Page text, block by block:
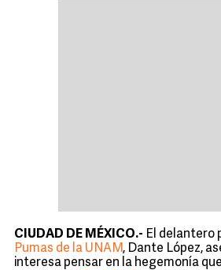
CIUDAD DE MÉXICO.- El delantero
Pumas de la UNAM, Dante López,
interesa pensar en la hegemonía